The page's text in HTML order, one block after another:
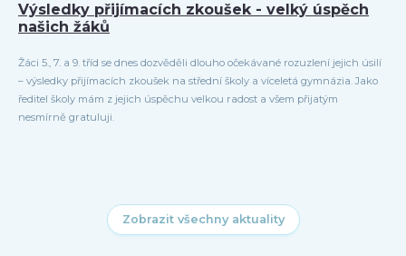
Výsledky přijímacích zkoušek - velký úspěch
našich žáků
Žáci 5., 7. a 9. tříd se dnes dozvěděli dlouho očekávané rozuzlení jejich úsilí
– výsledky přijímacích zkoušek na střední školy a víceletá gymnázia. Jako
ředitel školy mám z jejich úspěchu velkou radost a všem přijatým
nesmírně gratuluji.
Zobrazit všechny aktuality